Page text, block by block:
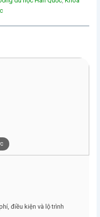
điều kiện và lộ trình